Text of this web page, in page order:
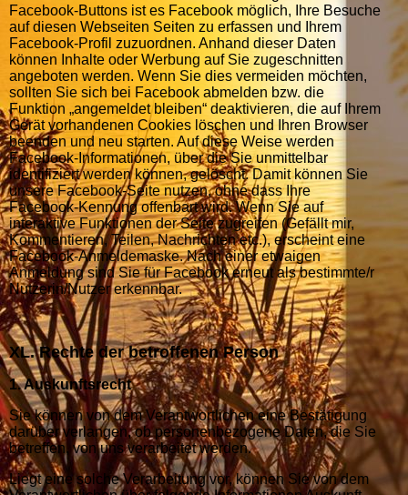
Facebook-Buttons ist es Facebook möglich, Ihre Besuche
auf diesen Webseiten Seiten zu erfassen und Ihrem
Facebook-Profil zuzuordnen. Anhand dieser Daten
können Inhalte oder Werbung auf Sie zugeschnitten
angeboten werden. Wenn Sie dies vermeiden möchten,
sollten Sie sich bei Facebook abmelden bzw. die
Funktion „angemeldet bleiben“ deaktivieren, die auf Ihrem
Gerät vorhandenen Cookies löschen und Ihren Browser
beenden und neu starten. Auf diese Weise werden
Facebook-Informationen, über die Sie unmittelbar
identifiziert werden können, gelöscht. Damit können Sie
unsere Facebook-Seite nutzen, ohne dass Ihre
Facebook-Kennung offenbart wird. Wenn Sie auf
interaktive Funktionen der Seite zugreifen (Gefällt mir,
Kommentieren, Teilen, Nachrichten etc.), erscheint eine
Facebook-Anmeldemaske. Nach einer etwaigen
Anmeldung sind Sie für Facebook erneut als bestimmte/r
Nutzerin/Nutzer erkennbar.
XL. Rechte der betroffenen Person
1. Auskunftsrecht
Sie können von dem Verantwortlichen eine Bestätigung
darüber verlangen, ob personenbezogene Daten, die Sie
betreffen, von uns verarbeitet werden.
Liegt eine solche Verarbeitung vor, können Sie von dem